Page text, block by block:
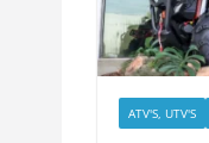
ATV'S, UTV'S